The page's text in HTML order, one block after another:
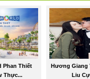
Phan Thiết
Thực...
Hương Giang
Liu